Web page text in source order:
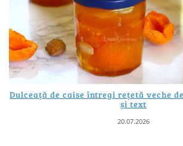
Dulceață de caise întregi rețetă veche
și text
20.07.2026